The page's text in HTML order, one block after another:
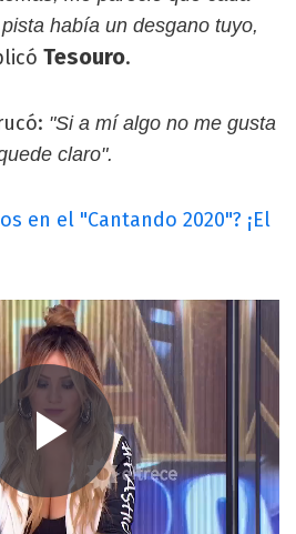
había un desgano tuyo,
Tesouro.
"Si a mí algo no me gusta
claro".
en el "Cantando 2020"? ¡El